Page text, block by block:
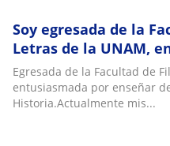
Soy egresada de la
Letras de la UNAM,
enseñar de manera
Historia
Egresada de la Facultad de
entusiasmada por enseñar
Historia.Actualmente mis...